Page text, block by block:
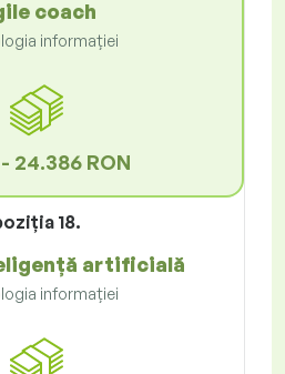
coach
informației
24.386 RON
18.
artificială
informației